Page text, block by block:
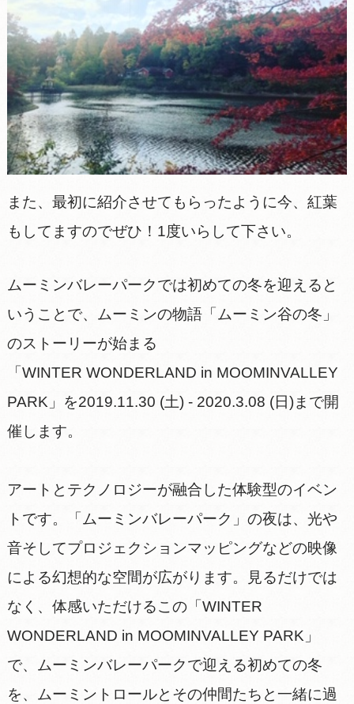
また、最初に紹介させてもらったように今、紅葉
もしてますのでぜひ！1度いらして下さい。
ムーミンバレーパークでは初めての冬を迎えると
いうことで、ムーミンの物語「ムーミン谷の冬」
のストーリーが始まる
「WINTER WONDERLAND in MOOMINVALLEY
PARK」を2019.11.30 (土) - 2020.3.08 (日)まで開
催します。
アートとテクノロジーが融合した体験型のイベン
トです。「ムーミンバレーパーク」の夜は、光や
音そしてプロジェクションマッピングなどの映像
による幻想的な空間が広がります。見るだけでは
なく、体感いただけるこの「WINTER
WONDERLAND in MOOMINVALLEY PARK」
で、ムーミンバレーパークで迎える初めての冬
を、ムーミントロールとその仲間たちと一緒に過